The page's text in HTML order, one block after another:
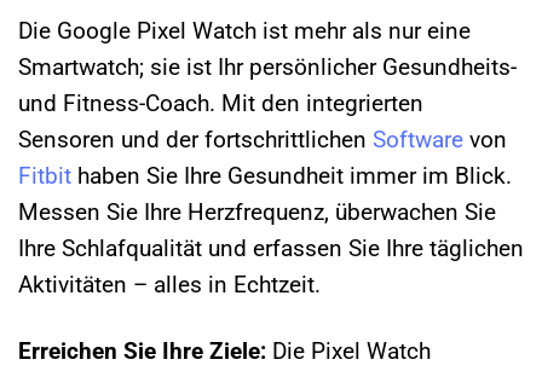
Die Google Pixel Watch ist mehr als nur eine
Smartwatch; sie ist Ihr persönlicher Gesundheits-
und Fitness-Coach. Mit den integrierten
Sensoren und der fortschrittlichen Software von
Fitbit haben Sie Ihre Gesundheit immer im Blick.
Messen Sie Ihre Herzfrequenz, überwachen Sie
Ihre Schlafqualität und erfassen Sie Ihre täglichen
Aktivitäten – alles in Echtzeit.
Erreichen Sie Ihre Ziele: Die Pixel Watch